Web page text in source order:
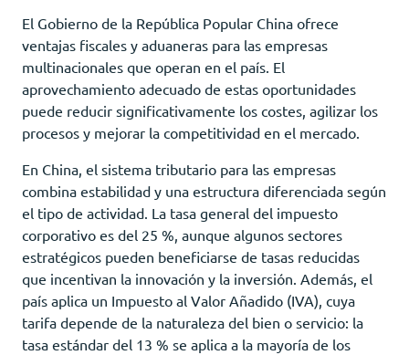
El Gobierno de la República Popular China ofrece
ventajas fiscales y aduaneras para las empresas
multinacionales que operan en el país. El
aprovechamiento adecuado de estas oportunidades
puede reducir significativamente los costes, agilizar los
procesos y mejorar la competitividad en el mercado.
En China, el sistema tributario para las empresas
combina estabilidad y una estructura diferenciada según
el tipo de actividad. La tasa general del impuesto
corporativo es del 25 %, aunque algunos sectores
estratégicos pueden beneficiarse de tasas reducidas
que incentivan la innovación y la inversión. Además, el
país aplica un Impuesto al Valor Añadido (IVA), cuya
tarifa depende de la naturaleza del bien o servicio: la
tasa estándar del 13 % se aplica a la mayoría de los